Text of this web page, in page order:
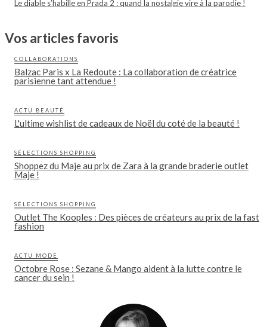
Le diable s’habille en Prada 2 : quand la nostalgie vire à la parodie !
Vos articles favoris
COLLABORATIONS
Balzac Paris x La Redoute : La collaboration de créatrice
parisienne tant attendue !
ACTU BEAUTÉ
L'ultime wishlist de cadeaux de Noël du coté de la beauté !
SÉLECTIONS SHOPPING
Shoppez du Maje au prix de Zara à la grande braderie outlet
Maje !
SÉLECTIONS SHOPPING
Outlet The Kooples : Des pièces de créateurs au prix de la fast
fashion
ACTU MODE
Octobre Rose : Sezane & Mango aident à la lutte contre le
cancer du sein !